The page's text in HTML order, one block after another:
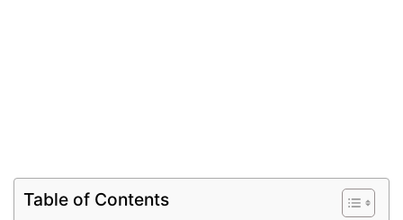
Table of Contents